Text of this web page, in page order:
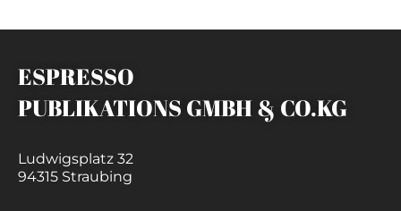
ESPRESSO
PUBLIKATIONS GMBH & CO.KG
Ludwigsplatz 32
94315 Straubing